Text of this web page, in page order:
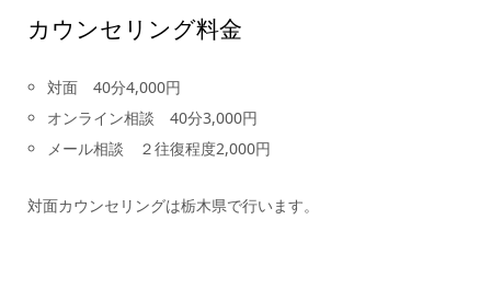
カウンセリング料金
対面 40分4,000円
オンライン相談 40分3,000円
メール相談 ２往復程度2,000円
対面カウンセリングは栃木県で行います。